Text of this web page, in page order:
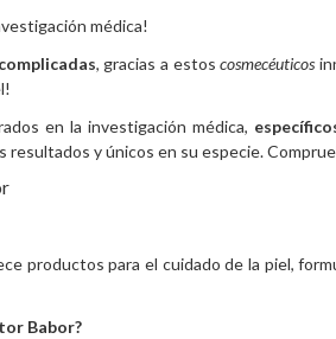
médica!
, gracias a estoscosmecéuticos
en la investigación médica,
y únicos en su especie.
productos para el cuidado de la piel,
Babor?